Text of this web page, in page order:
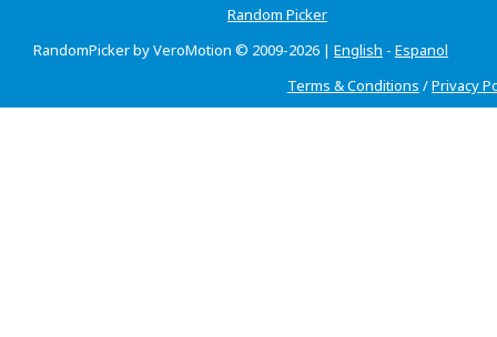
Random Picker
RandomPicker by VeroMotion © 2009-2026 | English - Espanol
Terms & Conditions /Privacy